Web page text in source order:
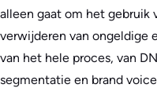
alleen gaat om het
verwijderen van ongeldige
van het hele proces, van
segmentatie en brand